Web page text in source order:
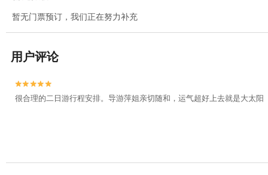
暂无门票预订，我们正在努力补充
用户评论


很合理的二日游行程安排。导游萍姐亲切随和，运气超好上去就是大太阳